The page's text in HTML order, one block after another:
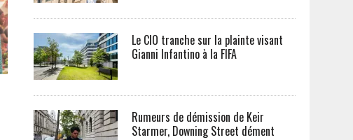
Le CIO tranche sur la plainte visant
Gianni Infantino à la FIFA
Rumeurs de démission de Keir
Starmer, Downing Street dément